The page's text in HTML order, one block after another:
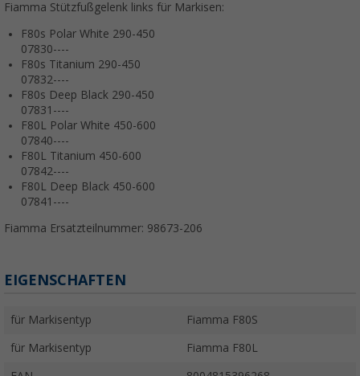
Fiamma Stützfußgelenk links für Markisen:
F80s Polar White 290-450
07830----
F80s Titanium 290-450
07832----
F80s Deep Black 290-450
07831----
F80L Polar White 450-600
07840----
F80L Titanium 450-600
07842----
F80L Deep Black 450-600
07841----
Fiamma Ersatzteilnummer: 98673-206
EIGENSCHAFTEN
für Markisentyp Fiamma F80S
für Markisentyp Fiamma F80L